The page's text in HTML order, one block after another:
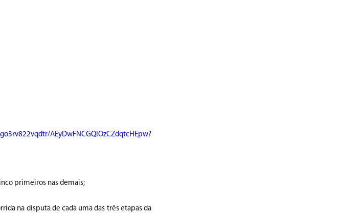
AEyDwFNCGQIOzCZdqtcHEpw?
primeiros nas demais;
na disputa de cada uma das três etapas da